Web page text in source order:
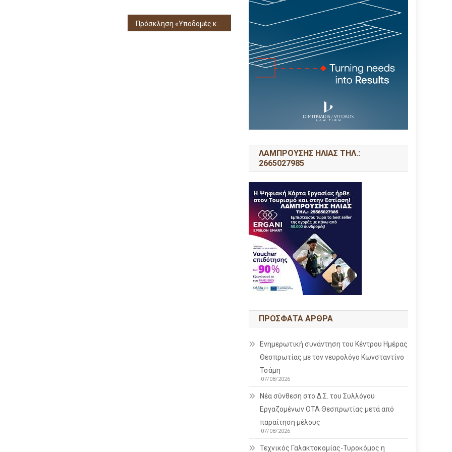
ΛΑΜΠΡΟΥΣΗΣ ΗΛΙΑΣ ΤΗΛ.:
2665027985
ΠΡΌΣΦΑΤΑ ΆΡΘΡΑ
Ενημερωτική συνάντηση του Κέντρου Ημέρας
Θεσπρωτίας με τον νευρολόγο Κωνσταντίνο
Τσάμη
07/08/2026
Νέα σύνθεση στο Δ.Σ. του Συλλόγου
Εργαζομένων ΟΤΑ Θεσπρωτίας μετά από
παραίτηση μέλους
07/08/2026
Τεχνικός Γαλακτοκομίας-Τυροκόμος η